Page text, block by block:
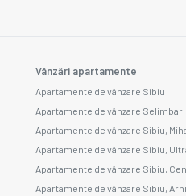
Vânzări apartamente
Apartamente de vânzare Sibiu
Apartamente de vânzare Selimbar
Apartamente de vânzare Sibiu,
Apartamente de vânzare Sibiu,
Apartamente de vânzare Sibiu,
Apartamente de vânzare Sibiu,